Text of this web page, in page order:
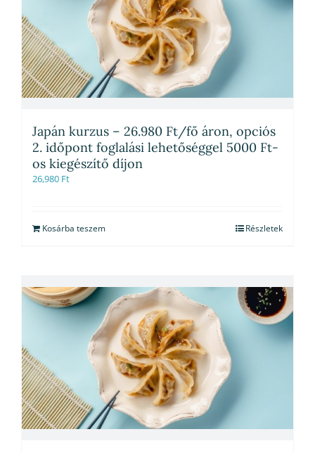
Japán kurzus – 26.980 Ft/fő áron, opciós
2. időpont foglalási lehetőséggel 5000 Ft-
os kiegészítő díjon
26,980 Ft
Kosárba teszem Részletek